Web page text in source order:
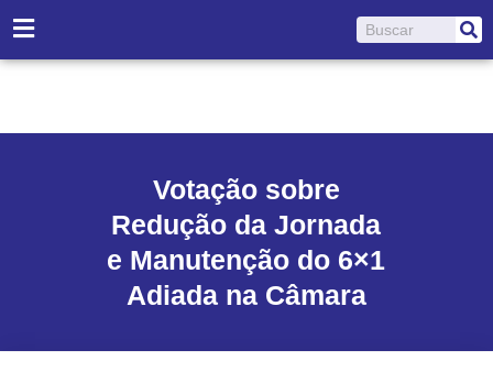
para
o
Pesquisar
Votação sobre
Redução da Jornada
e Manutenção do 6×1
Adiada na Câmara